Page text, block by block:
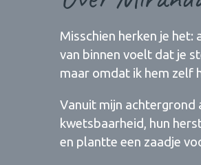
Misschien herken je
van binnen voelt dat je
maar omdat ik hem zelf
Vanuit mijn achtergrond
kwetsbaarheid, hun
en plantte een zaadje